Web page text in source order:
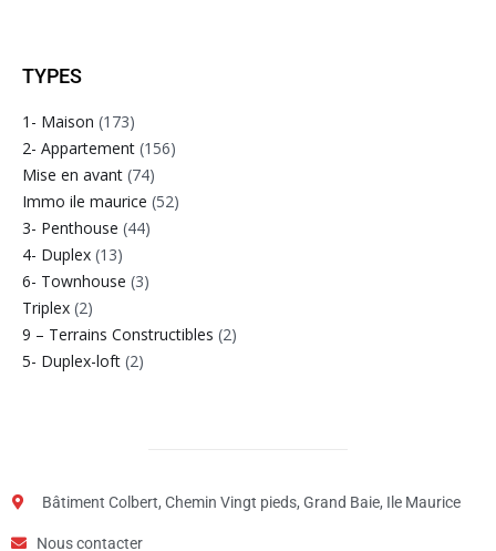
TYPES
1- Maison (173)
2- Appartement (156)
Mise en avant (74)
Immo ile maurice (52)
3- Penthouse (44)
4- Duplex (13)
6- Townhouse (3)
Triplex (2)
9 – Terrains Constructibles (2)
5- Duplex-loft (2)
Bâtiment Colbert, Chemin Vingt pieds, Grand Baie, Ile Maurice
Nous contacter